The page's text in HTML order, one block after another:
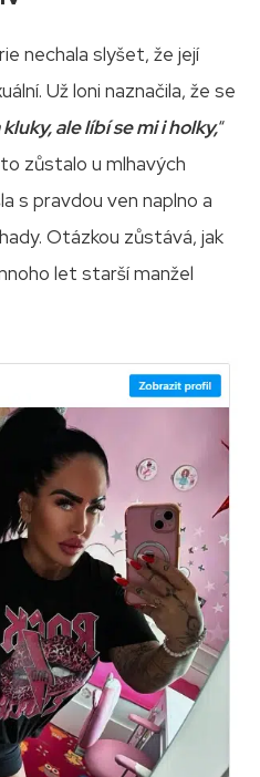
nechala slyšet, že její
Už loni naznačila, že se
ale líbí se mi i holky,“
zůstalo u mlhavých
s pravdou ven naplno a
Otázkou zůstává, jak
let starší manžel